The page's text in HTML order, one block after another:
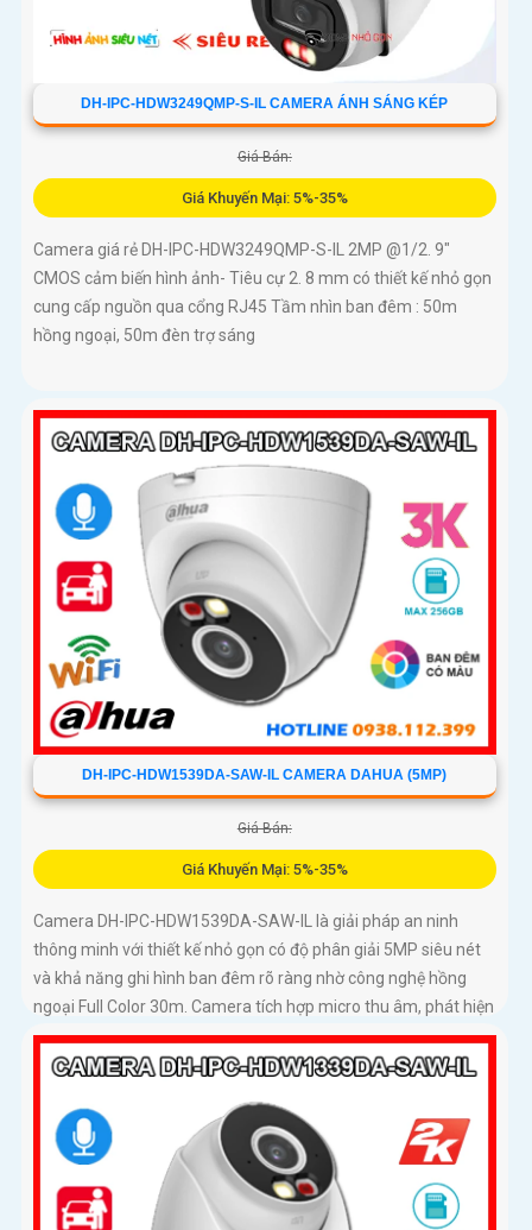
DH-IPC-HDW3249QMP-S-IL CAMERA ÁNH SÁNG KÉP
Giá Bán:
Giá Khuyến Mại: 5%-35%
Camera giá rẻ DH-IPC-HDW3249QMP-S-IL 2MP @1/2. 9"
CMOS cảm biến hình ảnh- Tiêu cự 2. 8 mm có thiết kế nhỏ gọn
cung cấp nguồn qua cổng RJ45 Tầm nhìn ban đêm : 50m
hồng ngoại, 50m đèn trợ sáng
DH-IPC-HDW1539DA-SAW-IL CAMERA DAHUA (5MP)
Giá Bán:
Giá Khuyến Mại: 5%-35%
Camera DH-IPC-HDW1539DA-SAW-IL là giải pháp an ninh
thông minh với thiết kế nhỏ gọn có độ phân giải 5MP siêu nét
và khả năng ghi hình ban đêm rõ ràng nhờ công nghệ hồng
ngoại Full Color 30m. Camera tích hợp micro thu âm, phát hiện
chính xác người và phương tiện, hỗ trợ thẻ nhớ lên đến 256GB,
đảm bảo ghi hình liên tục và hiệu quả